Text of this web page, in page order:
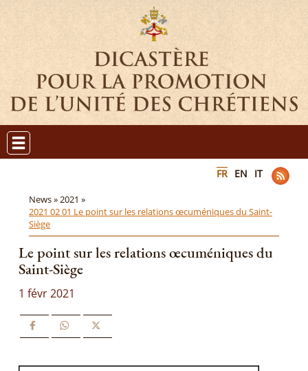
FR EN IT
News »2021 »
2021 02 01 Le point sur les relations œcuméniques du Saint-
Siège
Le point sur les relations œcuméniques du
Saint-Siège
1 févr 2021